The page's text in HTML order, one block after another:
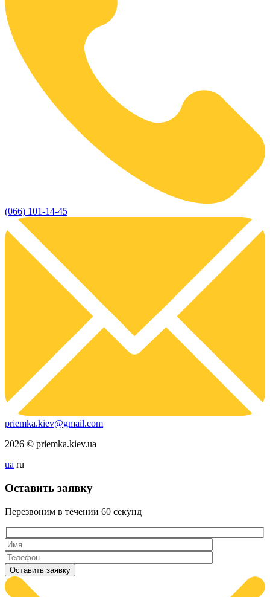
(066) 101-14-45
priemka.kiev@gmail.com
2026 © priemka.kiev.ua
ua ru
Оставить заявку
Перезвоним в течении 60 секунд